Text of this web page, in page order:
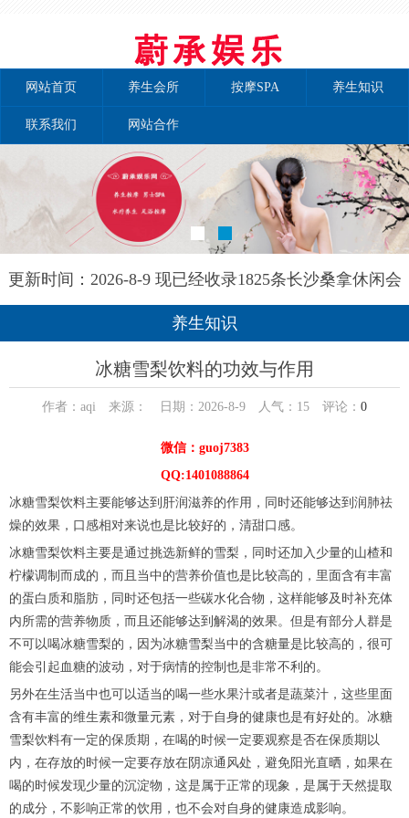
网站首页 养生会所 按摩SPA 养生知识
联系我们 网站合作
更新时间：2026-8-9 现已经收录1825条长沙桑拿休闲会
所-长沙秘境养生网信息
养生知识
冰糖雪梨饮料的功效与作用
作者：aqi 来源： 日期：2026-8-9 人气： 15 评论： 0
微信：guoj7383
QQ:1401088864
冰糖雪梨饮料主要能够达到肝润滋养的作用，同时还能够达到润肺祛
燥的效果，口感相对来说也是比较好的，清甜口感。
冰糖雪梨饮料主要是通过挑选新鲜的雪梨，同时还加入少量的山楂和
柠檬调制而成的，而且当中的营养价值也是比较高的，里面含有丰富
的蛋白质和脂肪，同时还包括一些碳水化合物，这样能够及时补充体
内所需的营养物质，而且还能够达到解渴的效果。但是有部分人群是
不可以喝冰糖雪梨的，因为冰糖雪梨当中的含糖量是比较高的，很可
能会引起血糖的波动，对于病情的控制也是非常不利的。
另外在生活当中也可以适当的喝一些水果汁或者是蔬菜汁，这些里面
含有丰富的维生素和微量元素，对于自身的健康也是有好处的。冰糖
雪梨饮料有一定的保质期，在喝的时候一定要观察是否在保质期以
内，在存放的时候一定要存放在阴凉通风处，避免阳光直晒，如果在
喝的时候发现少量的沉淀物，这是属于正常的现象，是属于天然提取
的成分，不影响正常的饮用，也不会对自身的健康造成影响。